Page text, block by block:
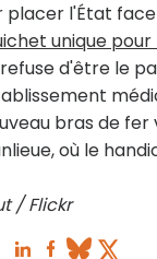
placer l'État
unique
d'être le
bras de
où le
/ Flickr